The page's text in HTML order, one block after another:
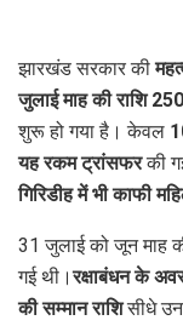
झारखंड सरकार की
जुलाई माह की राशि
शुरू हो गया है। केवल
यह रकम ट्रांसफरकी
गिरिडीह में भी काफी
31 जुलाई को जून माह
गई थी।रक्षाबंधन के
की सम्मान राशिसीधे